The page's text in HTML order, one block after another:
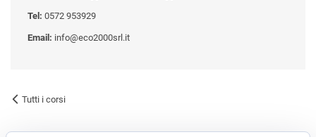
Tel: 0572 953929
Email: info@eco2000srl.it
Tutti i corsi